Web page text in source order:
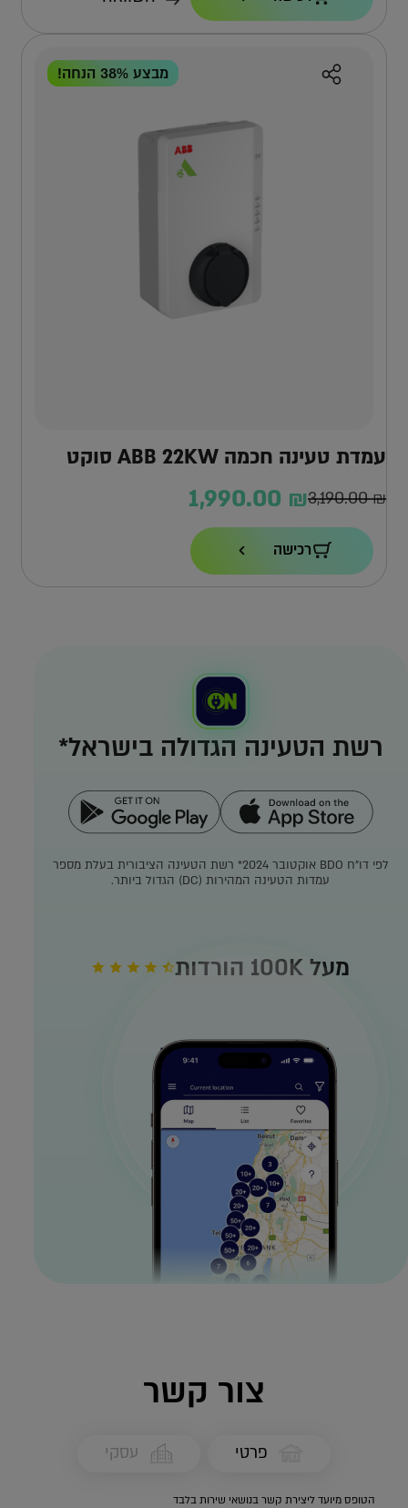
למה העמדה הזו?
מבצע 38% הנחה!
עמדת טעינה חכמה ABB 22KW סוקט
3,190.00₪
המחיר
המקורי
היה:
1,990.00 ₪ המחיר
הנוכחי
הוא:
רכישה
רשת הטעינה הגדולה בישראל*
לפי דו"ח BDO אוקטובר 2024*
רשת הטעינה הציבורית בעלת מספר
עמדות הטעינה המהירות (DC) הגדול ביותר.
מעל 100K הורדות
צור קשר
פרטי עסקי
הטופס מיועד ליצירת קשר בנושאי שירות בלבד